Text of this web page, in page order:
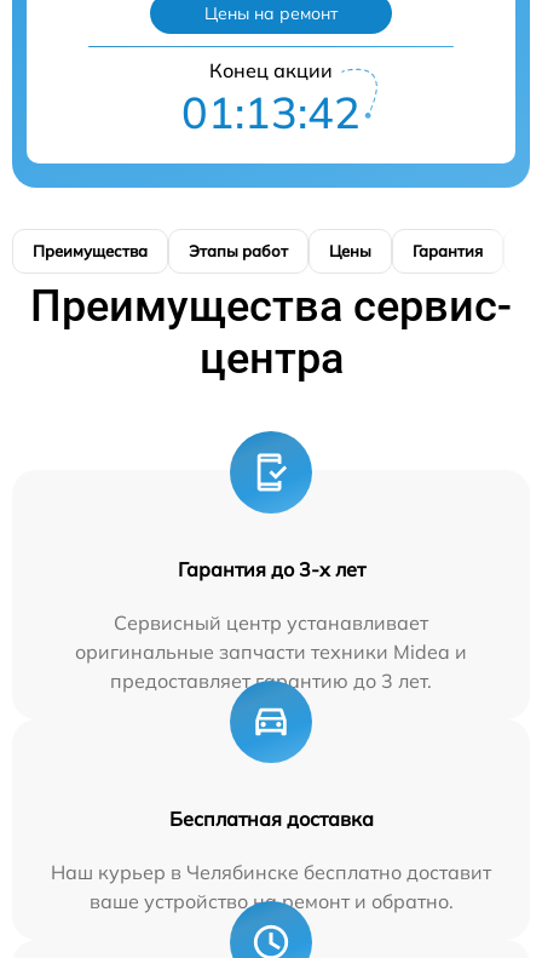
Цены на ремонт
Конец акции
01:13:41
Преимущества Этапы работ Цены Гарантия
Преимущества сервис-
центра
Гарантия до 3-х лет
Сервисный центр устанавливает
оригинальные запчасти техники Midea и
предоставляет гарантию до 3 лет.
Бесплатная доставка
Наш курьер в Челябинске бесплатно доставит
ваше устройство на ремонт и обратно.